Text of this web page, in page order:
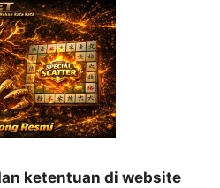
ketentuan di website